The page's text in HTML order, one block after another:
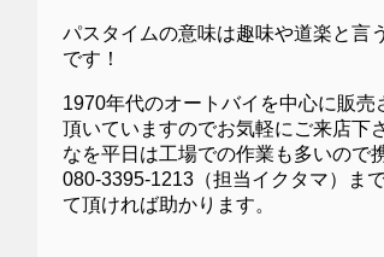
パスタイムの意味は趣味や道楽と言
です！
1970年代のオートバイを中心に販売
頂いていますのでお気軽にご来店下
なを平日は工場での作業も多いので
080-3395-1213（担当イクタマ）ま
て頂ければ助かります。